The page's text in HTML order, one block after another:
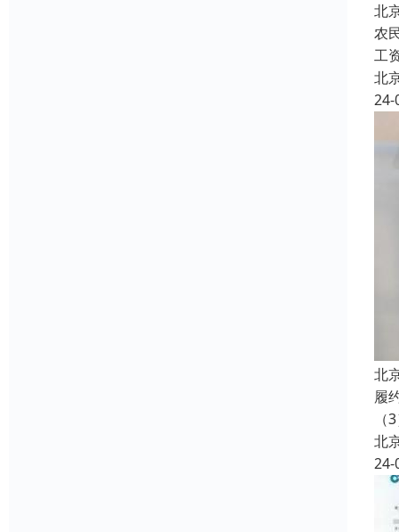
北
农
工
北
24-
北
履
北
24-